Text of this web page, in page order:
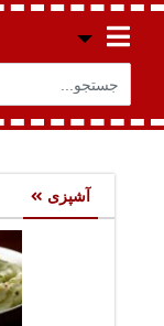
آشپزی